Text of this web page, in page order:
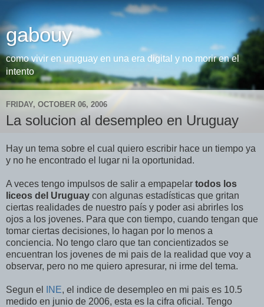
gabouy
como vivir en uruguay en una era digital y no morir en el
intento
FRIDAY, OCTOBER 06, 2006
La solucion al desempleo en Uruguay
Hay un tema sobre el cual quiero escribir hace un tiempo ya
y no he encontrado el lugar ni la oportunidad.
A veces tengo impulsos de salir a empapelar todos los
liceos del Uruguay con algunas estadísticas que gritan
ciertas realidades de nuestro país y poder asi abrirles los
ojos a los jovenes. Para que con tiempo, cuando tengan que
tomar ciertas decisiones, lo hagan por lo menos a
conciencia. No tengo claro que tan concientizados se
encuentran los jovenes de mi pais de la realidad que voy a
observar, pero no me quiero apresurar, ni irme del tema.
Segun el INE, el indice de desempleo en mi pais es 10.5
medido en junio de 2006, esta es la cifra oficial. Tengo